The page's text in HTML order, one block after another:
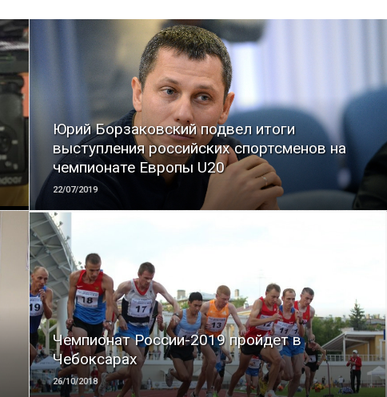
Юрий Борзаковский подвел итоги
выступления российских спортсменов на
чемпионате Европы U20
22/07/2019
ЧИТАТЬ
Чемпионат России-2019 пройдет в
Чебоксарах
26/10/2018
ЧИТАТЬ